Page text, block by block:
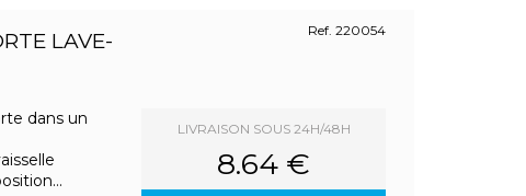
LAVE-
Ref. 220054
dans un
LIVRAISON SOUS 24H/48H
8.64 €